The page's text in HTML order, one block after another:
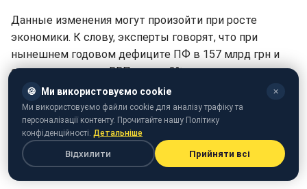
Данные изменения могут произойти при росте
экономики. К слову, эксперты говорят, что при
нынешнем годовом дефиците ПФ в 157 млрд грн и
ожидаемом росте ВВП менее 3% источники для
повышения пенсий найти невозможно.
Президент Украналитцентра Александр Охрименко
считает, что вероятность 13-й выплаты при
нынешних обстоятельствах может быть обусловлена
только политической конъюнктурой.
🍪 Ми використовуємо cookie ✕
Ми використовуємо файли cookie для аналізу трафіку та
персоналізації контенту. Прочитайте нашу Політику
конфіденційності. Детальніше
Відхилити Прийняти всі